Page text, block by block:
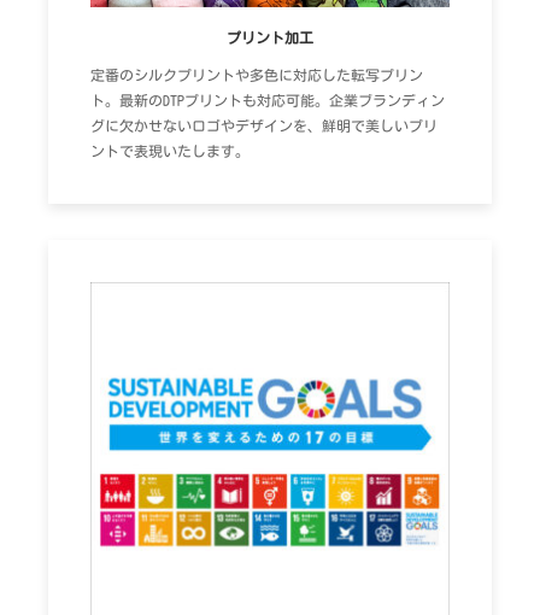
プリント加工
定番のシルクプリントや多色に対応した転写プリン
ト。最新のDTPプリントも対応可能。企業ブランディン
グに欠かせないロゴやデザインを、鮮明で美しいプリ
ントで表現いたします。